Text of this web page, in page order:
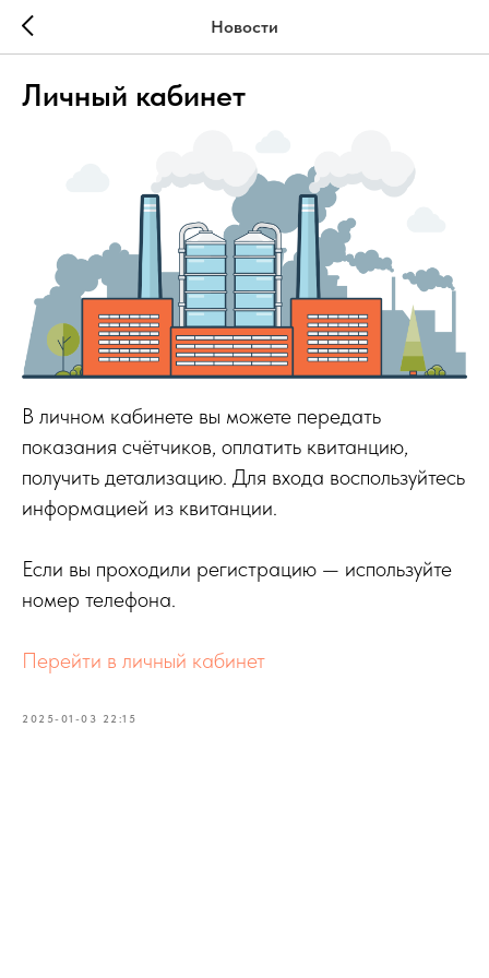
Новости
Личный кабинет
В личном кабинете вы можете передать
показания счётчиков, оплатить квитанцию,
получить детализацию. Для входа воспользуйтесь
информацией из квитанции.
Если вы проходили регистрацию — используйте
номер телефона.
Перейти в личный кабинет
2025-01-03 22:15